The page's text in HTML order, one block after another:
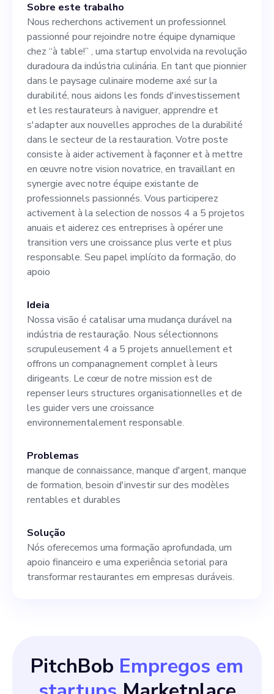
nouvelles approches de la
durabilité dans le secteur de
la restauration. Votre poste
consiste à aider activement à
façonner et à mettre en
œuvre notre vision novatrice,
en travaillant en synergie
avec notre équipe existante
de professionnels
passionnés. Vous
participerez activement à la
selection de nossos 4 a 5
projetos anuais et aiderez
ces entreprises à opérer une
transition vers une
croissance plus verte et plus
responsable. Seu papel
implícito da formação, do
apoio
Sobre este trabalho
Nous recherchons activement un professionnel
passionné pour rejoindre notre équipe dynamique
chez “à table!” , uma startup envolvida na revolução
duradoura da indústria culinária. En tant que pionnier
dans le paysage culinaire moderne axé sur la
durabilité, nous aidons les fonds d'investissement
et les restaurateurs à naviguer, apprendre et
s'adapter aux nouvelles approches de la durabilité
dans le secteur de la restauration. Votre poste
consiste à aider activement à façonner et à mettre
en œuvre notre vision novatrice, en travaillant en
synergie avec notre équipe existante de
professionnels passionnés. Vous participerez
activement à la selection de nossos 4 a 5 projetos
anuais et aiderez ces entreprises à opérer une
transition vers une croissance plus verte et plus
responsable. Seu papel implícito da formação, do
apoio
Ideia
Nossa visão é catalisar uma mudança durável na
indústria de restauração. Nous sélectionnons
scrupuleusement 4 a 5 projets annuellement et
offrons un companagnement complet à leurs
dirigeants. Le cœur de notre mission est de
repenser leurs structures organisationnelles et de
les guider vers une croissance
environnementalement responsable.
Problemas
manque de connaissance, manque d'argent, manque
de formation, besoin d'investir sur des modèles
rentables et durables
Solução
Nós oferecemos uma formação aprofundada, um
apoio financeiro e uma experiência setorial para
transformar restaurantes em empresas duráveis.
PitchBob Empregos em